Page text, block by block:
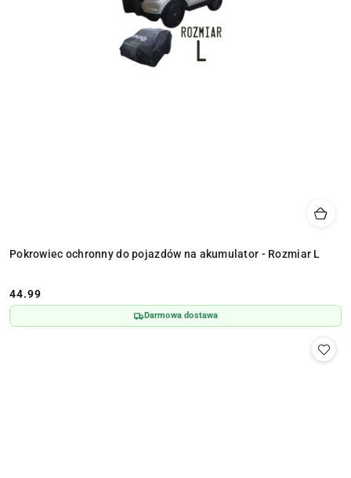
Pokrowiec ochronny do pojazdów na akumulator - Rozmiar L
Cena:
44.99
Darmowa dostawa